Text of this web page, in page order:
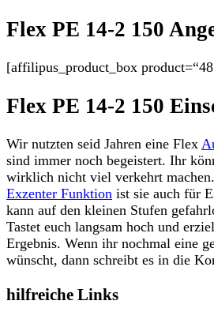
Flex PE 14-2 150
[affilipus_product_box
Flex PE 14-2 150
Wir nutzten seid Jahren eine Flex
sind immer noch begeistert. Ihr
wirklich nicht viel verkehrt
Exzenter Funktion ist sie auch für
kann auf den kleinen Stufen
Tastet euch langsam hoch und
Ergebnis. Wenn ihr nochmal eine
wünscht, dann schreibt es in die
hilfreiche Links